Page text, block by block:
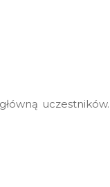
uczestników.